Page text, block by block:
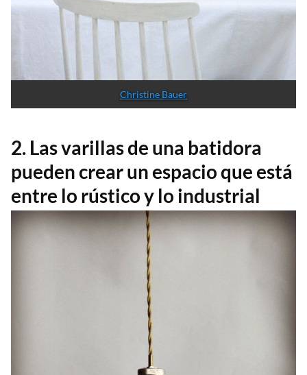
Christine Bauer
2. Las varillas de una batidora
pueden crear un espacio que está
entre lo rústico y lo industrial